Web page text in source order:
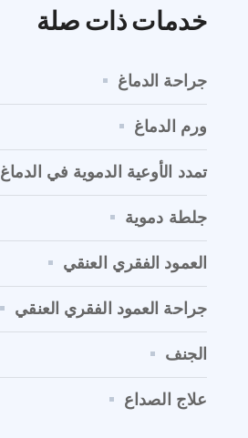
خدمات ذات صلة
جراحة الدماغ
ورم الدماغ
تمدد الأوعية الدموية في الدماغ
جلطة دموية
العمود الفقري العنقي
جراحة العمود الفقري العنقي
الجنف
علاج الصداع